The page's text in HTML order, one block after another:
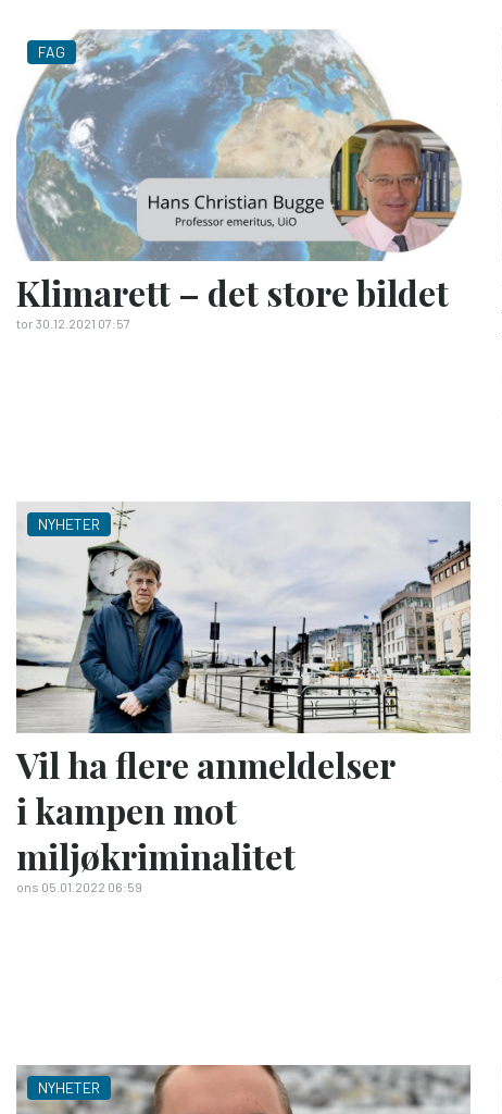
FAG
Klimarett – det store bildet
tor 30.12.2021 07:57
NYHETER
Vil ha flere anmeldelser
i kampen mot
miljøkriminalitet
ons 05.01.2022 06:59
NYHETER